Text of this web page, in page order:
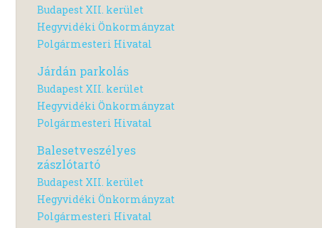
Budapest XII. kerület
Hegyvidéki Önkormányzat
Polgármesteri Hivatal
Járdán parkolás
Budapest XII. kerület
Hegyvidéki Önkormányzat
Polgármesteri Hivatal
Balesetveszélyes
zászlótartó
Budapest XII. kerület
Hegyvidéki Önkormányzat
Polgármesteri Hivatal